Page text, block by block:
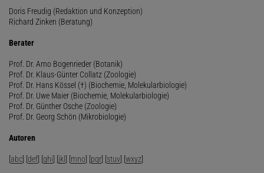
Doris Freudig (Redaktion und Konzeption)
Richard Zinken (Beratung)
Berater
Prof. Dr. Arno Bogenrieder (Botanik)
Prof. Dr. Klaus-Günter Collatz (Zoologie)
Prof. Dr. Hans Kössel (†) (Biochemie, Molekularbiologie)
Prof. Dr. Uwe Maier (Biochemie, Molekularbiologie)
Prof. Dr. Günther Osche (Zoologie)
Prof. Dr. Georg Schön (Mikrobiologie)
Autoren
[abc] [def] [ghi] [jkl] [mno] [pqr] [stuv] [wxyz]